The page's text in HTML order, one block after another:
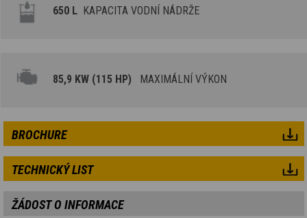
650 L KAPACITA VODNÍ NÁDRŽE
85,9 KW (115 HP) MAXIMÁLNÍ VÝKON
BROCHURE
TECHNICKÝ LIST
ŽÁDOST O INFORMACE